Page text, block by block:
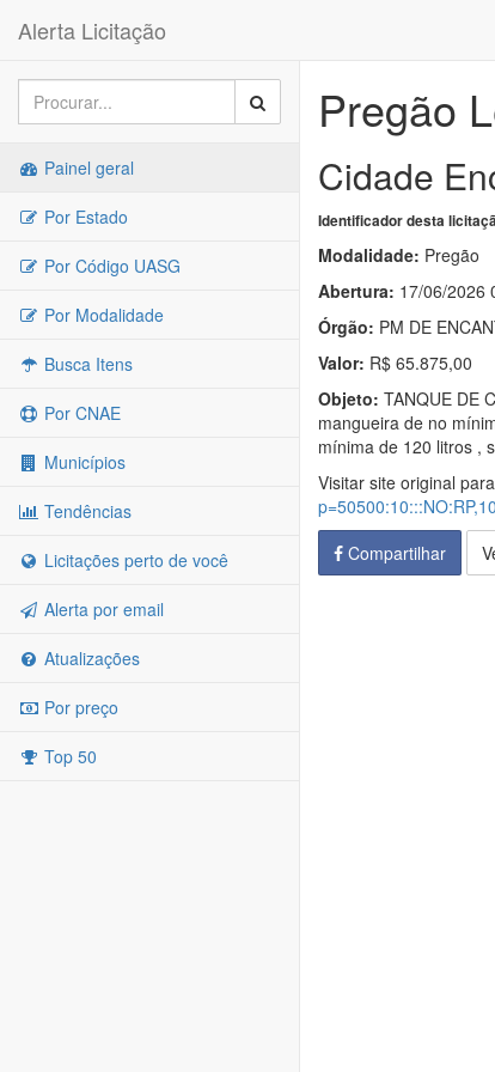
Alerta Licitação
Painel geral
Por Estado
Por Código UASG
Por Modalidade
Busca Itens
Por CNAE
Municípios
Tendências
Licitações perto de você
Alerta por email
Atualizações
Por preço
Top 50
Pregão
Cidade
Identificador desta
Modalidade: Pregão
Abertura: 17/06/2026
Órgão: PM DE
Valor: R$ 65.875,00
Objeto: TANQUE DE
mangueira de no
mínima de 120 litros ,
Visitar site original
Compartilhar